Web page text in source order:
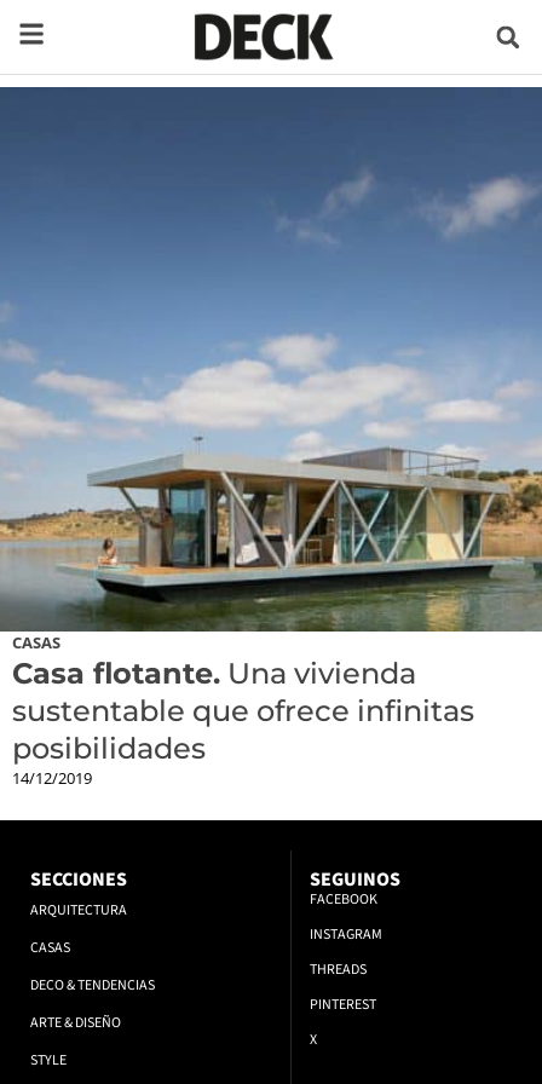
CASAS
Casa flotante. Una vivienda
sustentable que ofrece infinitas
posibilidades
14/12/2019
SECCIONES
ARQUITECTURA
CASAS
DECO & TENDENCIAS
ARTE & DISEÑO
STYLE
SEGUINOS
FACEBOOK
INSTAGRAM
THREADS
PINTEREST
X